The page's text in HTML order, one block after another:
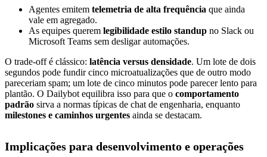
Agentes emitem telemetria de alta frequência que ainda
vale em agregado.
As equipes querem legibilidade estilo standup no Slack ou
Microsoft Teams sem desligar automações.
O trade-off é clássico: latência versus densidade. Um lote de dois
segundos pode fundir cinco microatualizações que de outro modo
pareceriam spam; um lote de cinco minutos pode parecer lento para
plantão. O Dailybot equilibra isso para que o comportamento
padrão sirva a normas típicas de chat de engenharia, enquanto
milestones e caminhos urgentes ainda se destacam.
Implicações para desenvolvimento e operações